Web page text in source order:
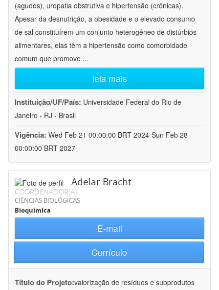
(agudos), uropatia obstrutiva e hipertensão (crônicas).
Apesar da desnutrição, a obesidade e o elevado consumo
de sal constituírem um conjunto heterogêneo de distúrbios
alimentares, elas têm a hipertensão como comorbidade
comum que promove ...
leia mais
Instituição/UF/País: Universidade Federal do Rio de
Janeiro - RJ - Brasil
Vigência: Wed Feb 21 00:00:00 BRT 2024-Sun Feb 28
00:00:00 BRT 2027
Adelar Bracht
COORDENADOR(A)
CIÊNCIAS BIOLÓGICAS
Bioquímica
E-mail
Currículo
Título do Projeto:valorização de resíduos e subprodutos